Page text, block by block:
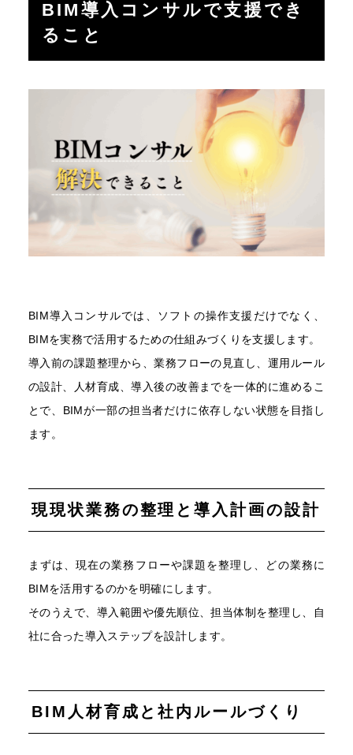
BIM導入コンサルで支援でき
ること
BIM導入コンサルでは、ソフトの操作支援だけでなく、
BIMを実務で活用するための仕組みづくりを支援します。
導入前の課題整理から、業務フローの見直し、運用ルール
の設計、人材育成、導入後の改善までを一体的に進めるこ
とで、BIMが一部の担当者だけに依存しない状態を目指し
ます。
現現状業務の整理と導入計画の設計
まずは、現在の業務フローや課題を整理し、どの業務に
BIMを活用するのかを明確にします。
そのうえで、導入範囲や優先順位、担当体制を整理し、自
社に合った導入ステップを設計します。
BIM人材育成と社内ルールづくり